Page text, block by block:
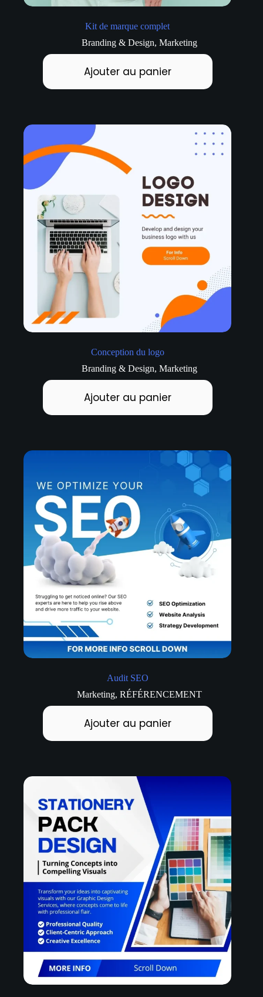
Kit de marque complet
Branding & Design, Marketing
Ajouter au panier
Conception du logo
Branding & Design, Marketing
Ajouter au panier
Audit SEO
Marketing, RÉFÉRENCEMENT
Ajouter au panier